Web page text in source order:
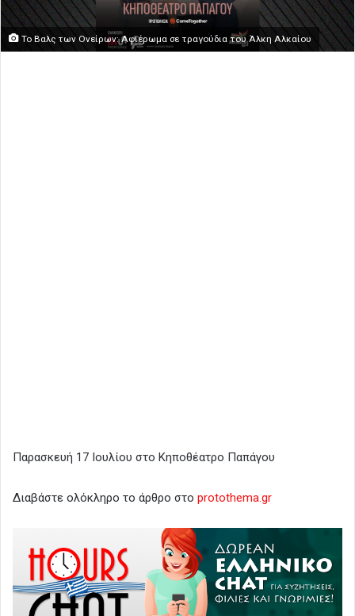
Το Βαλς των Ονείρων: Αφιέρωμα σε τραγούδια του Άλκη Αλκαίου
Παρασκευή 17 Ιουλίου στο Κηποθέατρο Παπάγου
Διαβάστε ολόκληρο το άρθρο στο protothema.gr